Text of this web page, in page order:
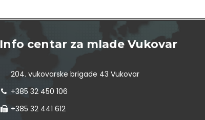
Info centar za mlade Vukovar
204. vukovarske brigade 43 Vukovar
+385 32 450 106
+385 32 441 612